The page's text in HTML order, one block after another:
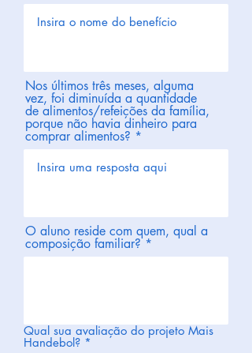
Nos últimos três meses, alguma
vez, foi diminuída a quantidade
de alimentos/refeições da família,
porque não havia dinheiro para
comprar alimentos?
O aluno reside com quem, qual a
composição familiar?
Qual sua avaliação do projeto Mais
Handebol? *